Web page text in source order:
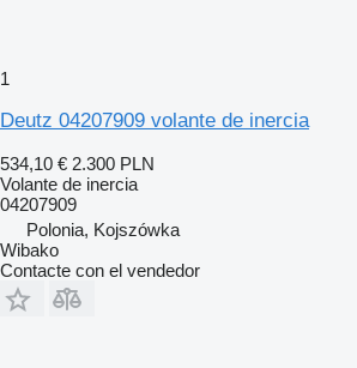
1
Deutz 04207909 volante de inercia
534,10 € 2.300 PLN
Volante de inercia
04207909
Polonia, Kojszówka
Wibako
Contacte con el vendedor